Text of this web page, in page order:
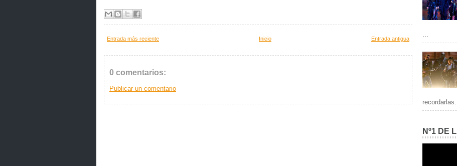
Entrada más reciente Entrada antigua
Inicio
0 comentarios:
Publicar un comentario
...
recordarlas...
Nº1 DE